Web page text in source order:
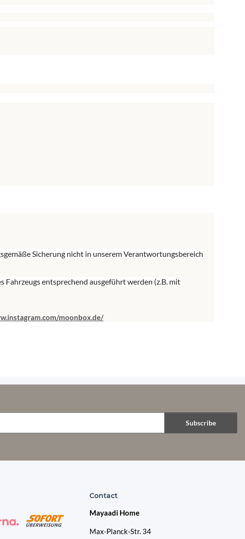
Sicherung nicht in unserem Verantwortungsbereich
Fahrzeugs entsprechend ausgeführt werden (z.B. mit
moonbox.de/
Subscribe
Contact
Mayaadi Home
Max-Planck-Str. 34